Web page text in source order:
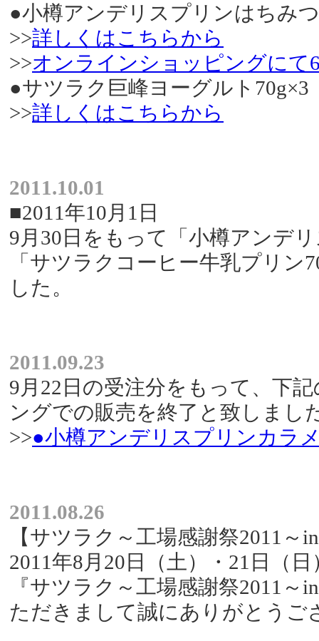
●小樽アンデリスプリンはちみ
>>詳しくはこちらから
>>オンラインショッピングに
●サツラク巨峰ヨーグルト70g×3
>>詳しくはこちらから
2011.10.01
■2011年10月1日
9月30日をもって「小樽アンデ
「サツラクコーヒー牛乳プリ
した。
2011.09.23
9月22日の受注分をもって、下
ングでの販売を終了と致しまし
>>●小樽アンデリスプリンカラ
2011.08.26
【サツラク～工場感謝祭2011
2011年8月20日（土）・21日（
『サツラク～工場感謝祭2011
ただきまして誠にありがとうご